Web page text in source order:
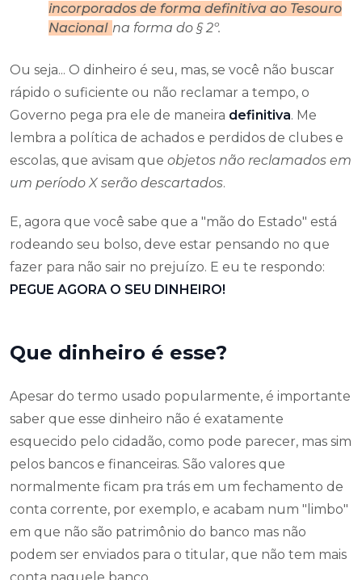
incorporados de forma definitiva ao Tesouro
Nacional na forma do § 2º.
Ou seja... O dinheiro é seu, mas, se você não buscar
rápido o suficiente ou não reclamar a tempo, o
Governo pega pra ele de maneira definitiva. Me
lembra a política de achados e perdidos de clubes e
escolas, que avisam que objetos não reclamados em
um período X serão descartados.
E, agora que você sabe que a "mão do Estado" está
rodeando seu bolso, deve estar pensando no que
fazer para não sair no prejuízo. E eu te respondo:
PEGUE AGORA O SEU DINHEIRO!
Que dinheiro é esse?
Apesar do termo usado popularmente, é importante
saber que esse dinheiro não é exatamente
esquecido pelo cidadão, como pode parecer, mas sim
pelos bancos e financeiras. São valores que
normalmente ficam pra trás em um fechamento de
conta corrente, por exemplo, e acabam num "limbo"
em que não são patrimônio do banco mas não
podem ser enviados para o titular, que não tem mais
conta naquele banco.